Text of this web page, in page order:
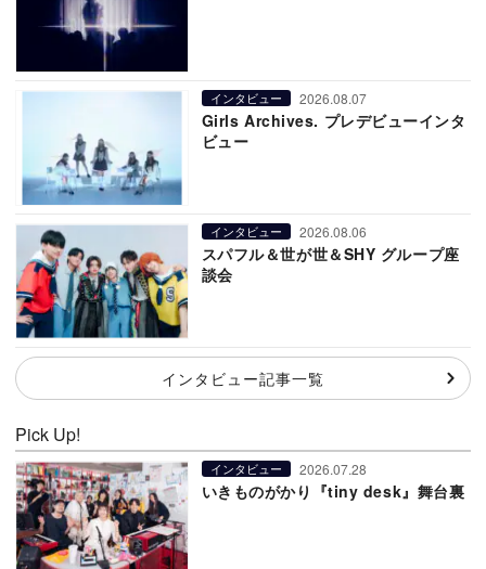
インタビュー 2026.08.07
Girls Archives. プレデビューインタ
ビュー
インタビュー 2026.08.06
スパフル＆世が世＆SHY グループ座
談会
インタビュー記事一覧
Pick Up!
インタビュー 2026.07.28
いきものがかり『tiny desk』舞台裏